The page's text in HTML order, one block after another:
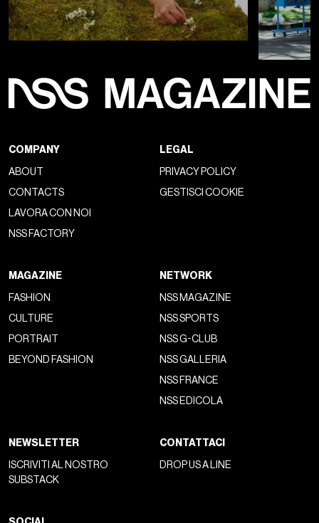
COMPANY
ABOUT
CONTACTS
LAVORA CON NOI
NSS FACTORY
LEGAL
PRIVACY POLICY
GESTISCI COOKIE
MAGAZINE
FASHION
CULTURE
PORTRAIT
BEYOND FASHION
NETWORK
NSS MAGAZINE
NSS SPORTS
NSS G-CLUB
NSS GALLERIA
NSS FRANCE
NSS EDICOLA
NEWSLETTER
ISCRIVITI AL NOSTRO
SUBSTACK
CONTATTACI
DROP US A LINE